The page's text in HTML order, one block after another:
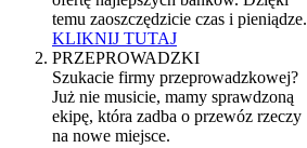
temu zaoszczędzicie czas i pieniądze.
KLIKNIJ TUTAJ
PRZEPROWADZKI
Szukacie firmy przeprowadzkowej?
Już nie musicie, mamy sprawdzoną
ekipę, która zadba o przewóz rzeczy
na nowe miejsce.